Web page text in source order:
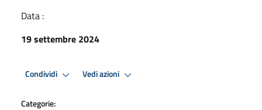
Data :
19 settembre 2024
Condividi Vedi azioni
Categorie: